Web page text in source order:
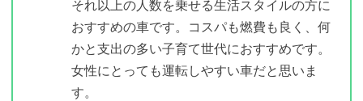
それ以上の人数を乗せる生活スタイルの方に
おすすめの車です。コスパも燃費も良く、何
かと支出の多い子育て世代におすすめです。
女性にとっても運転しやすい車だと思いま
す。